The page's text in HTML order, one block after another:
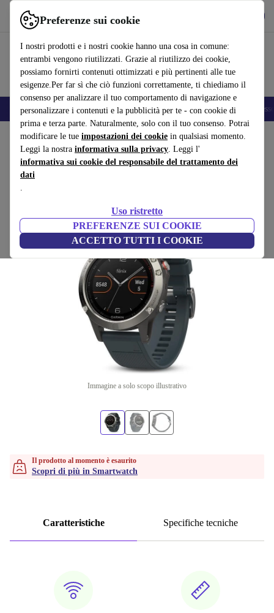
Preferenze sui cookie
I nostri prodotti e i nostri cookie hanno una cosa in comune:
entrambi vengono riutilizzati. Grazie al riutilizzo dei cookie,
possiamo fornirti contenuti ottimizzati e più pertinenti alle tue
esigenze.Per far sì che ciò funzioni correttamente, ti chiediamo il
consenso per analizzare il tuo comportamento di navigazione e
personalizzare i contenuti e la pubblicità per te - con cookie di
prima e terza parte. Naturalmente, solo con il tuo consenso. Potrai
modificare le tue impostazioni dei cookie in qualsiasi momento.
Leggi la nostra informativa sulla privacy. Leggi l'
informativa sui cookie del responsabile del trattamento dei
dati
.
Uso ristretto
PREFERENZE SUI COOKIE
ACCETTO TUTTI I COOKIE
Usa refurbed in modo rapido e semplice
🎒 Back to school Smartphone Portatili Tablet Smartwatch
Home Prodotti Smartwatch
Garmin Fenix 5 (2017)
Immagine a solo scopo illustrativo
Il prodotto al momento è esaurito
Scopri di più in Smartwatch
Caratteristiche Specifiche tecniche